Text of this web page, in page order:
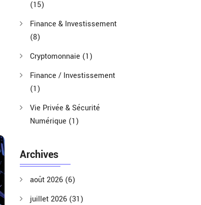
(15)
Finance & Investissement
(8)
Cryptomonnaie (1)
Finance / Investissement
(1)
Vie Privée & Sécurité
Numérique (1)
Archives
août 2026 (6)
juillet 2026 (31)